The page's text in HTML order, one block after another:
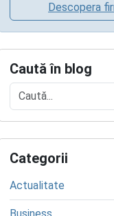
Descopera
Caută în blog
Categorii
Actualitate